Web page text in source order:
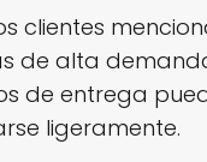
clientes
de alta
de entrega
ligeramente.